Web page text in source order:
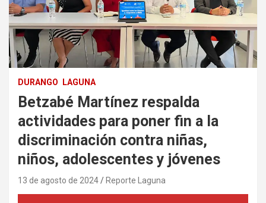
DURANGO LAGUNA
Betzabé Martínez respalda
actividades para poner fin a la
discriminación contra niñas,
niños, adolescentes y jóvenes
13 de agosto de 2024 Reporte Laguna